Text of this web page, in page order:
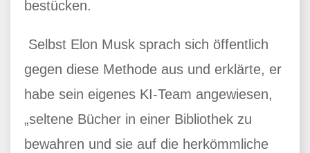
bestücken.
Selbst Elon Musk sprach sich öffentlich
gegen diese Methode aus und erklärte, er
habe sein eigenes KI-Team angewiesen,
„seltene Bücher in einer Bibliothek zu
bewahren und sie auf die herkömmliche